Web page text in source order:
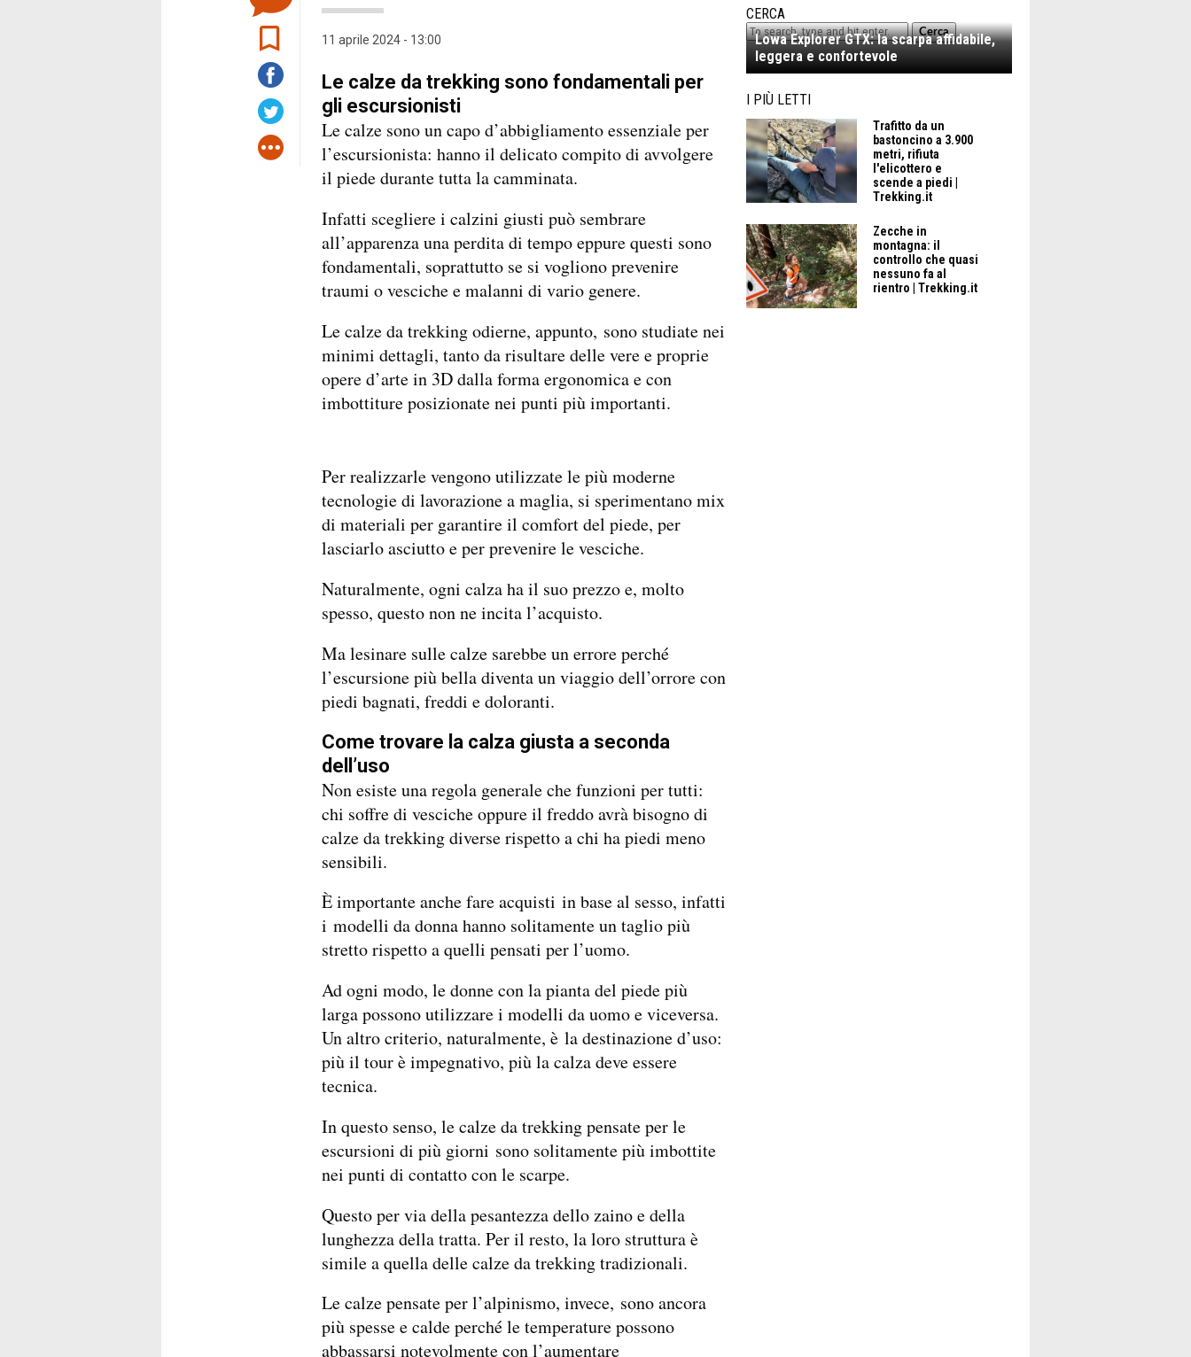
11 aprile 2024 - 13:00
Le calze da trekking sono fondamentali per
gli escursionisti
Le calze sono un capo d’abbigliamento essenziale per
l’escursionista: hanno il delicato compito di avvolgere
il piede durante tutta la camminata.
Infatti scegliere i calzini giusti può sembrare
all’apparenza una perdita di tempo eppure questi sono
fondamentali, soprattutto se si vogliono prevenire
traumi o vesciche e malanni di vario genere.
Le calze da trekking odierne, appunto, sono studiate nei
minimi dettagli, tanto da risultare delle vere e proprie
opere d’arte in 3D dalla forma ergonomica e con
imbottiture posizionate nei punti più importanti.
Per realizzarle vengono utilizzate le più moderne
tecnologie di lavorazione a maglia, si sperimentano mix
di materiali per garantire il comfort del piede, per
lasciarlo asciutto e per prevenire le vesciche.
Naturalmente, ogni calza ha il suo prezzo e, molto
spesso, questo non ne incita l’acquisto.
Ma lesinare sulle calze sarebbe un errore perché
l’escursione più bella diventa un viaggio dell’orrore con
piedi bagnati, freddi e doloranti.
Come trovare la calza giusta a seconda
dell’uso
Non esiste una regola generale che funzioni per tutti:
chi soffre di vesciche oppure il freddo avrà bisogno di
calze da trekking diverse rispetto a chi ha piedi meno
sensibili.
È importante anche fare acquisti in base al sesso, infatti
i modelli da donna hanno solitamente un taglio più
stretto rispetto a quelli pensati per l’uomo.
Ad ogni modo, le donne con la pianta del piede più
larga possono utilizzare i modelli da uomo e viceversa.
Un altro criterio, naturalmente, è la destinazione d’uso:
più il tour è impegnativo, più la calza deve essere
tecnica.
In questo senso, le calze da trekking pensate per le
escursioni di più giorni sono solitamente più imbottite
nei punti di contatto con le scarpe.
Questo per via della pesantezza dello zaino e della
lunghezza della tratta. Per il resto, la loro struttura è
simile a quella delle calze da trekking tradizionali.
Le calze pensate per l’alpinismo, invece, sono ancora
più spesse e calde perché le temperature possono
abbassarsi notevolmente con l’aumentare
CERCA
Cerca
Lowa Explorer GTX: la scarpa affidabile,
leggera e confortevole
I PIÙ LETTI
Trafitto da un
bastoncino a 3.900
metri, rifiuta
l'elicottero e
scende a piedi |
Trekking.it
Zecche in
montagna: il
controllo che quasi
nessuno fa al
rientro | Trekking.it